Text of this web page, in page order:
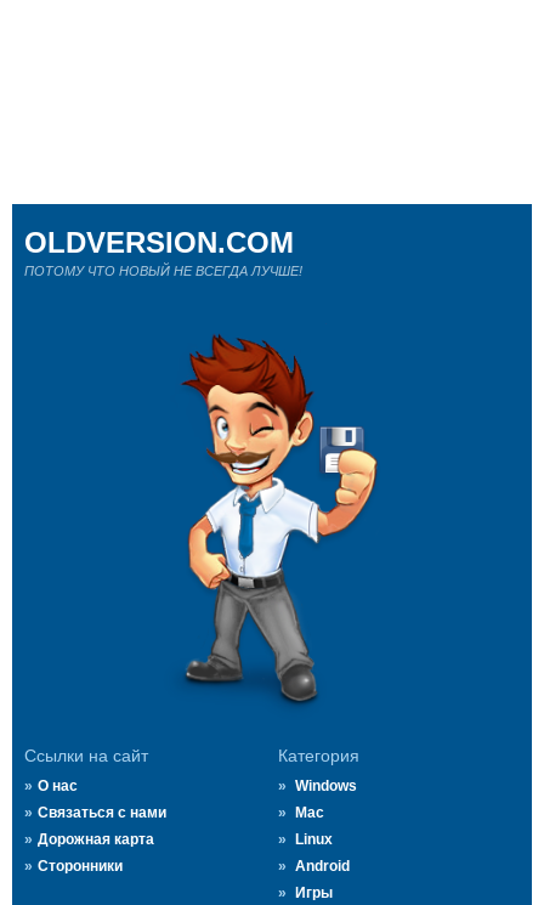
Ссылки на сайт
О нас
Связаться с нами
Дорожная карта
Сторонники
Категория
Windows
Mac
Linux
Android
Игры
OLDVERSION.COM
ПОТОМУ ЧТО НОВЫЙ НЕ ВСЕГДА ЛУЧШЕ!